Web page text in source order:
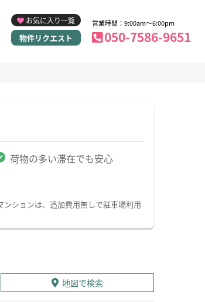
お気に入り一覧
物件リクエスト
営業時間：9:00am～6:00pm
050-7586-9651
荷物の多い滞在でも安心
ションは、追加費用無しで駐車場利用
地図で検索